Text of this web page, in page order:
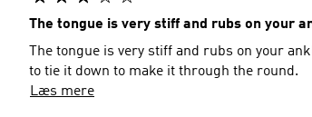
The tongue is very stiff and rubs on your
The tongue is very stiff and rubs on your
to tie it down to make it through the round.
Læs mere